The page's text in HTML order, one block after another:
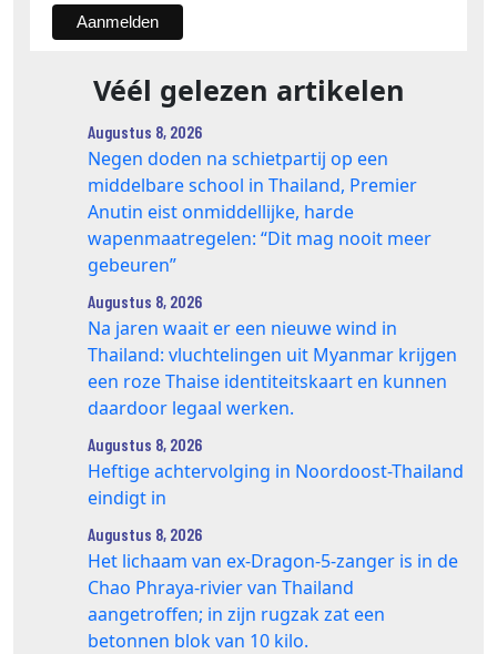
Véél gelezen artikelen
Augustus 8, 2026
Negen doden na schietpartij op een
middelbare school in Thailand, Premier
Anutin eist onmiddellijke, harde
wapenmaatregelen: “Dit mag nooit meer
gebeuren”
Augustus 8, 2026
Na jaren waait er een nieuwe wind in
Thailand: vluchtelingen uit Myanmar krijgen
een roze Thaise identiteitskaart en kunnen
daardoor legaal werken.
Augustus 8, 2026
Heftige achtervolging in Noordoost-Thailand
eindigt in
Augustus 8, 2026
Het lichaam van ex-Dragon‑5‑zanger is in de
Chao Phraya‑rivier van Thailand
aangetroffen; in zijn rugzak zat een
betonnen blok van 10 kilo.